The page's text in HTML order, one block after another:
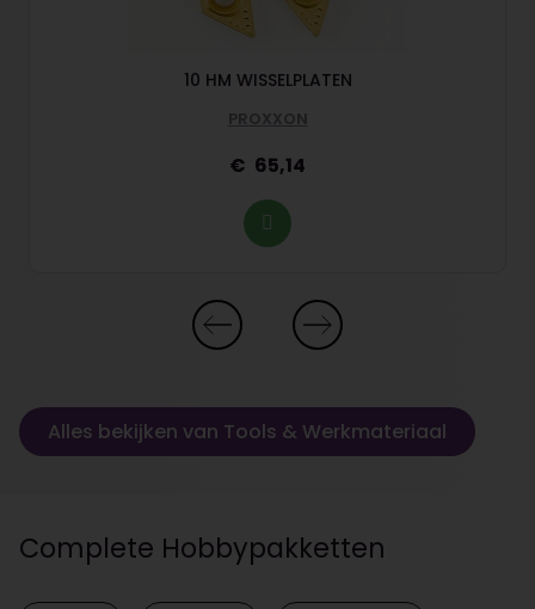
10 HM WISSELPLATEN
PROXXON
65,14
Alles bekijken van Tools & Werkmateriaal
Complete Hobbypakketten